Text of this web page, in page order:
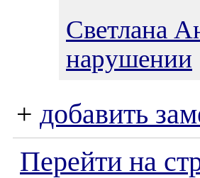
Светлана
нарушении
+ добавить
Перейти на